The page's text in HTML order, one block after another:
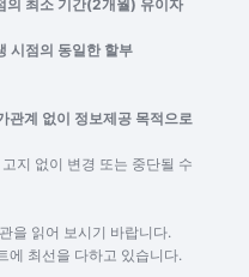
의 최소 기간(2개월) 유이자
시점의 동일한 할부
관계 없이 정보제공 목적으로
지 없이 변경 또는 중단될 수
을 읽어 보시기 바랍니다.
에 최선을 다하고 있습니다.